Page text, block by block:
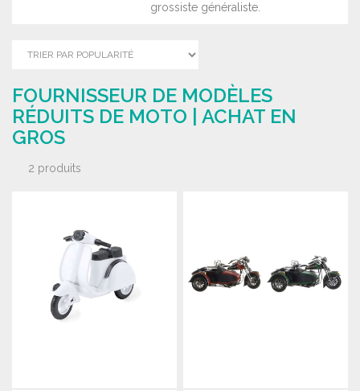
grossiste généraliste.
FOURNISSEUR DE MODÈLES
RÉDUITS DE MOTO | ACHAT EN
GROS
2 produits